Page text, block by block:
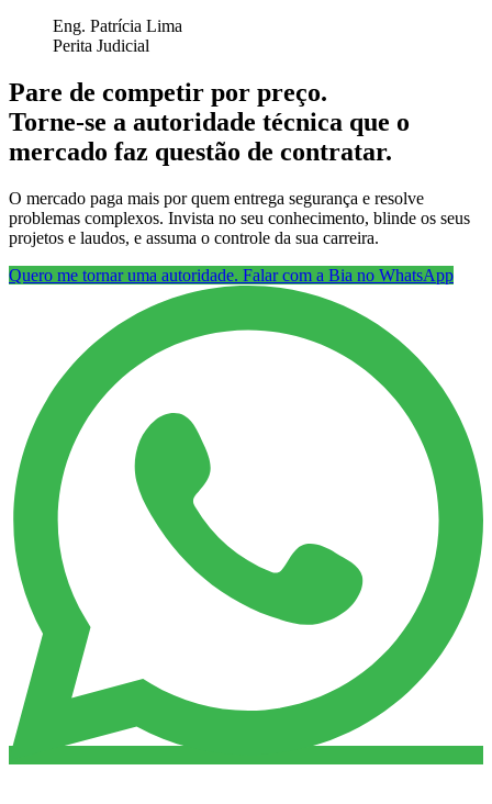
Eng. Patrícia Lima
Perita Judicial
Pare de competir por preço.
Torne-se a autoridade técnica que o
mercado faz questão de contratar.
O mercado paga mais por quem entrega segurança e resolve
problemas complexos. Invista no seu conhecimento, blinde os seus
projetos e laudos, e assuma o controle da sua carreira.
Quero me tornar uma autoridade. Falar com a Bia no WhatsApp